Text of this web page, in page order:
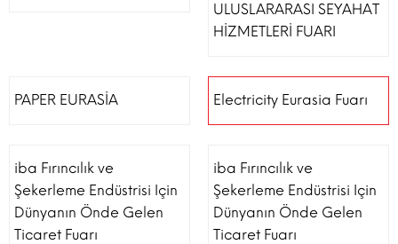
ULUSLARARASI SEYAHAT
HİZMETLERİ FUARI
PAPER EURASİA Electricity Eurasia Fuarı
iba Fırıncılık ve
Şekerleme Endüstrisi Için
Dünyanın Önde Gelen
Ticaret Fuarı
iba Fırıncılık ve
Şekerleme Endüstrisi Için
Dünyanın Önde Gelen
Ticaret Fuarı